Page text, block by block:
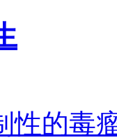
性的毒